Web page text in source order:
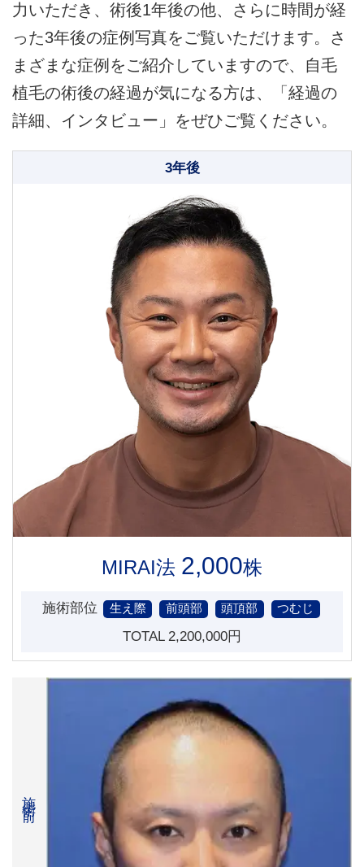
力いただき、術後1年後の他、さらに時間が経
った3年後の症例写真をご覧いただけます。さ
まざまな症例をご紹介していますので、自毛
植毛の術後の経過が気になる方は、「経過の
詳細、インタビュー」をぜひご覧ください。
3年後
MIRAI法 2,000株
施術部位 生え際 前頭部 頭頂部 つむじ
TOTAL 2,200,000円
施術前